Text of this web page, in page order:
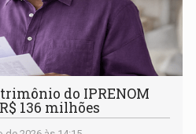
do IPRENOM
136 milhões